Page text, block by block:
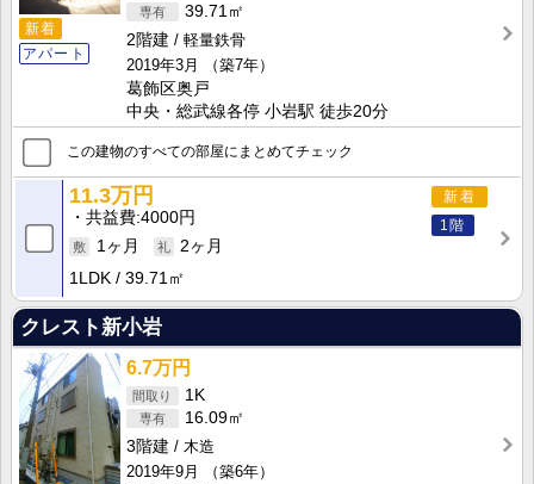
新着
アパート
39.71㎡
2階建
軽量鉄骨
2019年3月
（築7年）
葛飾区奥戸
中央・総武線各停 小岩駅 徒歩20分
この建物のすべての部屋にまとめてチェック
新着
1階
11.3万円
共益費 4000円
1ヶ月
2ヶ月
1LDK
39.71㎡
クレスト新小岩
6.7万円
1K
16.09㎡
3階建
木造
2019年9月
（築6年）